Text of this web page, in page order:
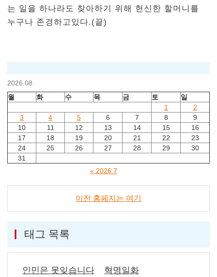
는 일을 하나라도 찾아하기 위해 헌신한 할머니를
누구나 존경하고있다.(끝)
2026.08
월
화 수 목 금 토
일
1
2
3
4 5 6 7 8
9
10
11 12 13 14 15
16
17
18 19 20 21 22
23
24
25 26 27 28 29
30
31
« 2026.7
이전 홈페지는 여기
태그 목록
인민은 못잊습니다
혁명일화